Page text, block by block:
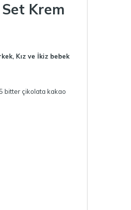
Krem
Kız ve İkiz bebek
bitter çikolata kakao